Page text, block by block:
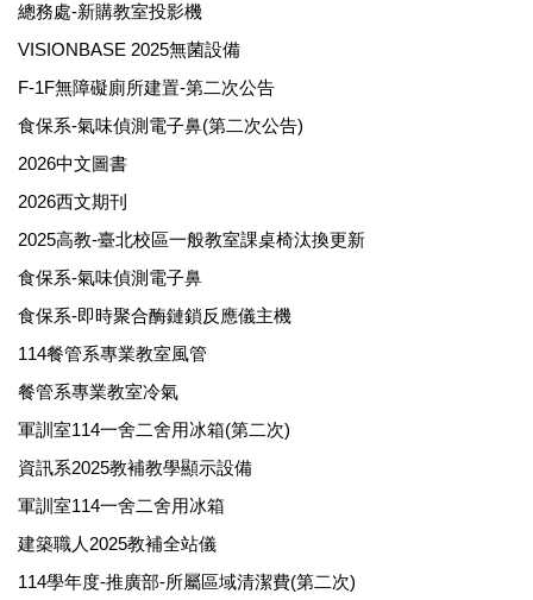
總務處-新購教室投影機
VISIONBASE 2025無菌設備
F-1F無障礙廁所建置-第二次公告
食保系-氣味偵測電子鼻(第二次公告)
2026中文圖書
2026西文期刊
2025高教-臺北校區一般教室課桌椅汰換更新
食保系-氣味偵測電子鼻
食保系-即時聚合酶鏈鎖反應儀主機
114餐管系專業教室風管
餐管系專業教室冷氣
軍訓室114一舍二舍用冰箱(第二次)
資訊系2025教補教學顯示設備
軍訓室114一舍二舍用冰箱
建築職人2025教補全站儀
114學年度-推廣部-所屬區域清潔費(第二次)